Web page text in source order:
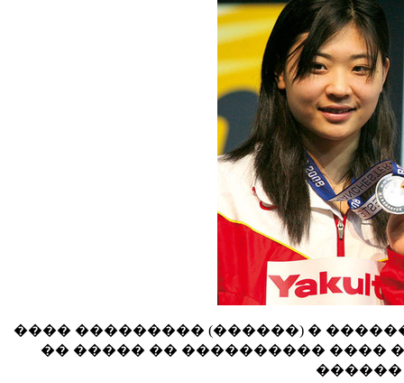
���� ��������� (������) �
�� ����� �� ���������� ����